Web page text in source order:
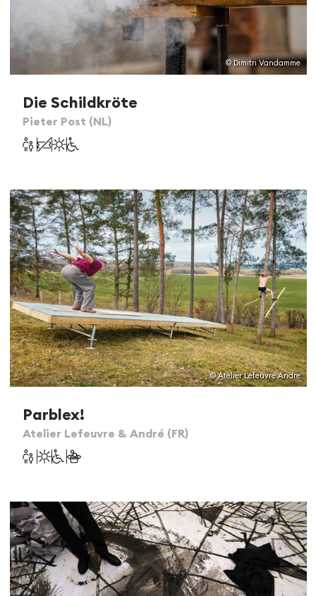
© Dimitri Vandamme
Die Schildkröte
Pieter Post (NL)
© Atelier Lefeuvre Andre
Parblex!
Atelier Lefeuvre & André (FR)